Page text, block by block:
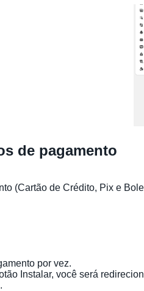
de pagamento
(Cartão de Crédito, Pix e
por vez.
Instalar, você será